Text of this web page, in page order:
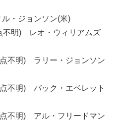
・ジョンソン(米)
明) レオ・ウィリアムズ
不明) ラリー・ジョンソン
不明) バック・エベレット
不明) アル・フリードマン